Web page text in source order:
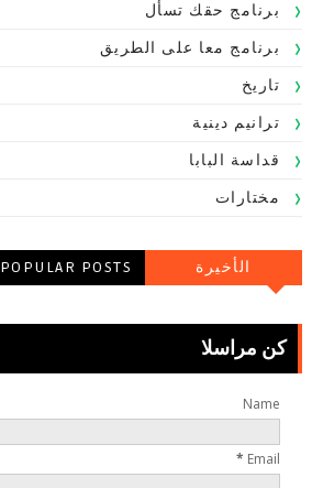
برنامج حقك تسأل
برنامج معا على الطريق
تاريخ
ترانيم دينية
قداسة البابا
مختارات
الأخيرة POPULAR POSTS
كن مراسلا
Name
Email
*